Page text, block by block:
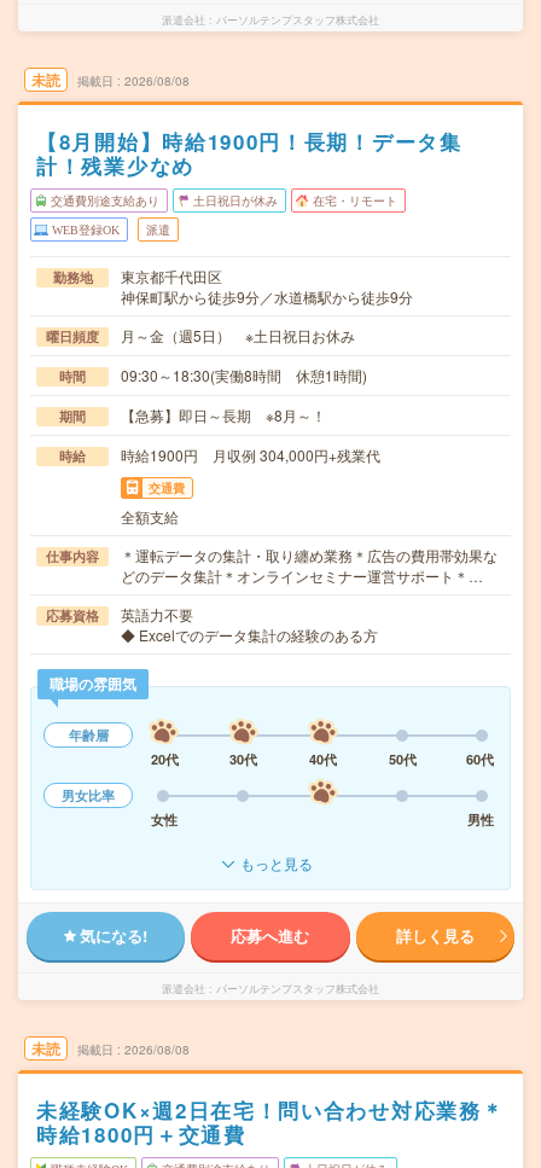
派遣会社 パーソルテンプスタッフ株式会社
未読 掲載日 2026/08/08
【8月開始】時給1900円！長期！データ集
計！残業少なめ
交通費別途支給あり 土日祝日が休み 在宅・リモート
WEB登録OK 派遣
勤務地
東京都千代田区
神保町駅から徒歩9分／水道橋駅から徒歩9分
曜日頻度 月～金（週5日） ※土日祝日お休み
時間 09:30～18:30(実働8時間 休憩1時間)
期間 【急募】即日～長期 ※8月～！
時給 時給1900円 月収例 304,000円+残業代
交通費
全額支給
仕事内容
＊運転データの集計・取り纏め業務＊広告の費用帯効果な
どのデータ集計＊オンラインセミナー運営サポート＊…
応募資格
英語力不要
◆ Excelでのデータ集計の経験のある方
職場の雰囲気
年齢層
20代
30代 40代 50代
60代
男女比率
女性
男性
もっと見る
気になる! 応募へ進む 詳しく見る
派遣会社 パーソルテンプスタッフ株式会社
未読 掲載日 2026/08/08
未経験OK×週2日在宅！問い合わせ対応業務＊
時給1800円＋交通費